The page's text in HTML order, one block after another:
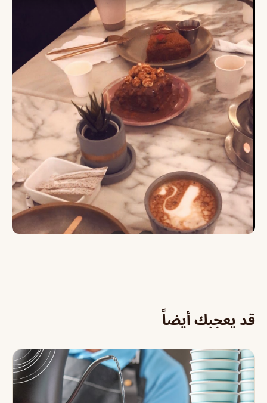
قد يعجبك أيضاً